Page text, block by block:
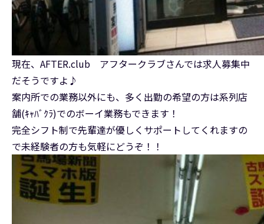
現在、AFTER.club アフタークラブさんでは求人募集中
だそうですよ♪
案内所での業務以外にも、多く出勤の希望の方は系列店
舗(ｷｬﾊﾞｸﾗ)でのボーイ業務もできます！
完全シフト制で先輩達が優しくサポートしてくれますの
で未経験者の方も気軽にどうぞ！！